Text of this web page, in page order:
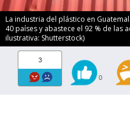
La industria del plástico en
40 países y abastece el 92 % de las
ilustrativa: Shutterstock)
3
0